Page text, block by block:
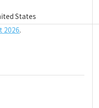
States
2026.